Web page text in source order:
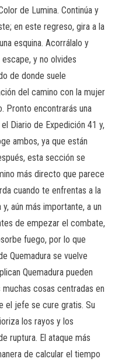
de Lumina. Continúa y
en este regreso, gira a la
esquina. Acorrálalo y
y no olvides
de donde suele
del camino con la mujer
Pronto encontrarás una
Diario de Expedición 41 y,
ambos, ya que están
esta sección se
más directo que parece
cuando te enfrentas a la
aún más importante, a un
de empezar el combate,
fuego, por lo que
Quemadura se vuelve
Quemadura pueden
cosas centradas en
el jefe se cure gratis. Su
los rayos y los
ruptura. El ataque más
de calcular el tiempo